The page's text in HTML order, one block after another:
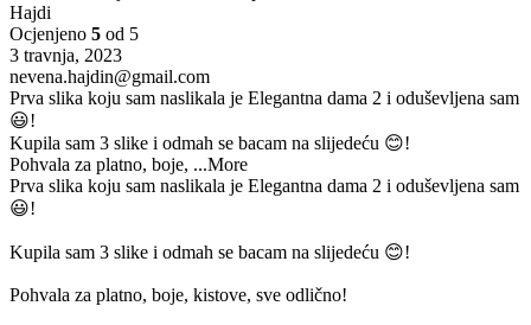
Hajdi
Ocjenjeno 5 od 5
3 travnja, 2023
nevena.hajdin@gmail.com
Prva slika koju sam naslikala je Elegantna dama 2 i oduševljena sam
😃!
Kupila sam 3 slike i odmah se bacam na slijedeću 😊!
Pohvala za platno, boje, ...More
Prva slika koju sam naslikala je Elegantna dama 2 i oduševljena sam
😃!
Kupila sam 3 slike i odmah se bacam na slijedeću 😊!
Pohvala za platno, boje, kistove, sve odlično!